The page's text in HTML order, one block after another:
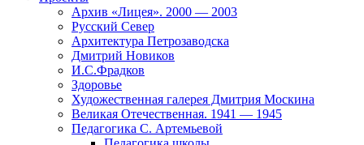
Архив «Лицея». 2000 — 2003
Русский Север
Архитектура Петрозаводска
Дмитрий Новиков
И.С.Фрадков
Здоровье
Художественная галерея Дмитрия Москина
Великая Отечественная. 1941 — 1945
Педагогика С. Артемьевой